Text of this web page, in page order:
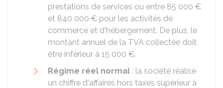
prestations de services ou entre 85 000 €
et 840 000 € pour les activités de
commerce et d'hébergement. De plus, le
montant annuel de la TVA collectée doit
être inférieur à 15 000 €.
Régime réel normal : la société réalise
un chiffre d'affaires hors taxes supérieur à